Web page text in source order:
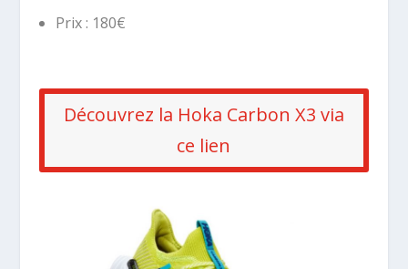
Prix : 180€
Découvrez la Hoka Carbon X3 via
ce lien